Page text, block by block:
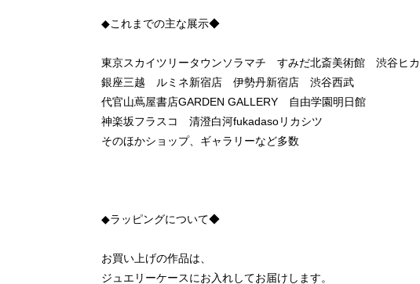
◆これまでの主な展示◆
東京スカイツリータウンソラマチ すみだ北斎美術館 渋谷ヒ
銀座三越 ルミネ新宿店 伊勢丹新宿店 渋谷西武
代官山蔦屋書店GARDEN GALLERY 自由学園明日館
神楽坂フラスコ 清澄白河fukadasoリカシツ
そのほかショップ、ギャラリーなど多数
◆ラッピングについて◆
お買い上げの作品は、
ジュエリーケースにお入れしてお届けします。